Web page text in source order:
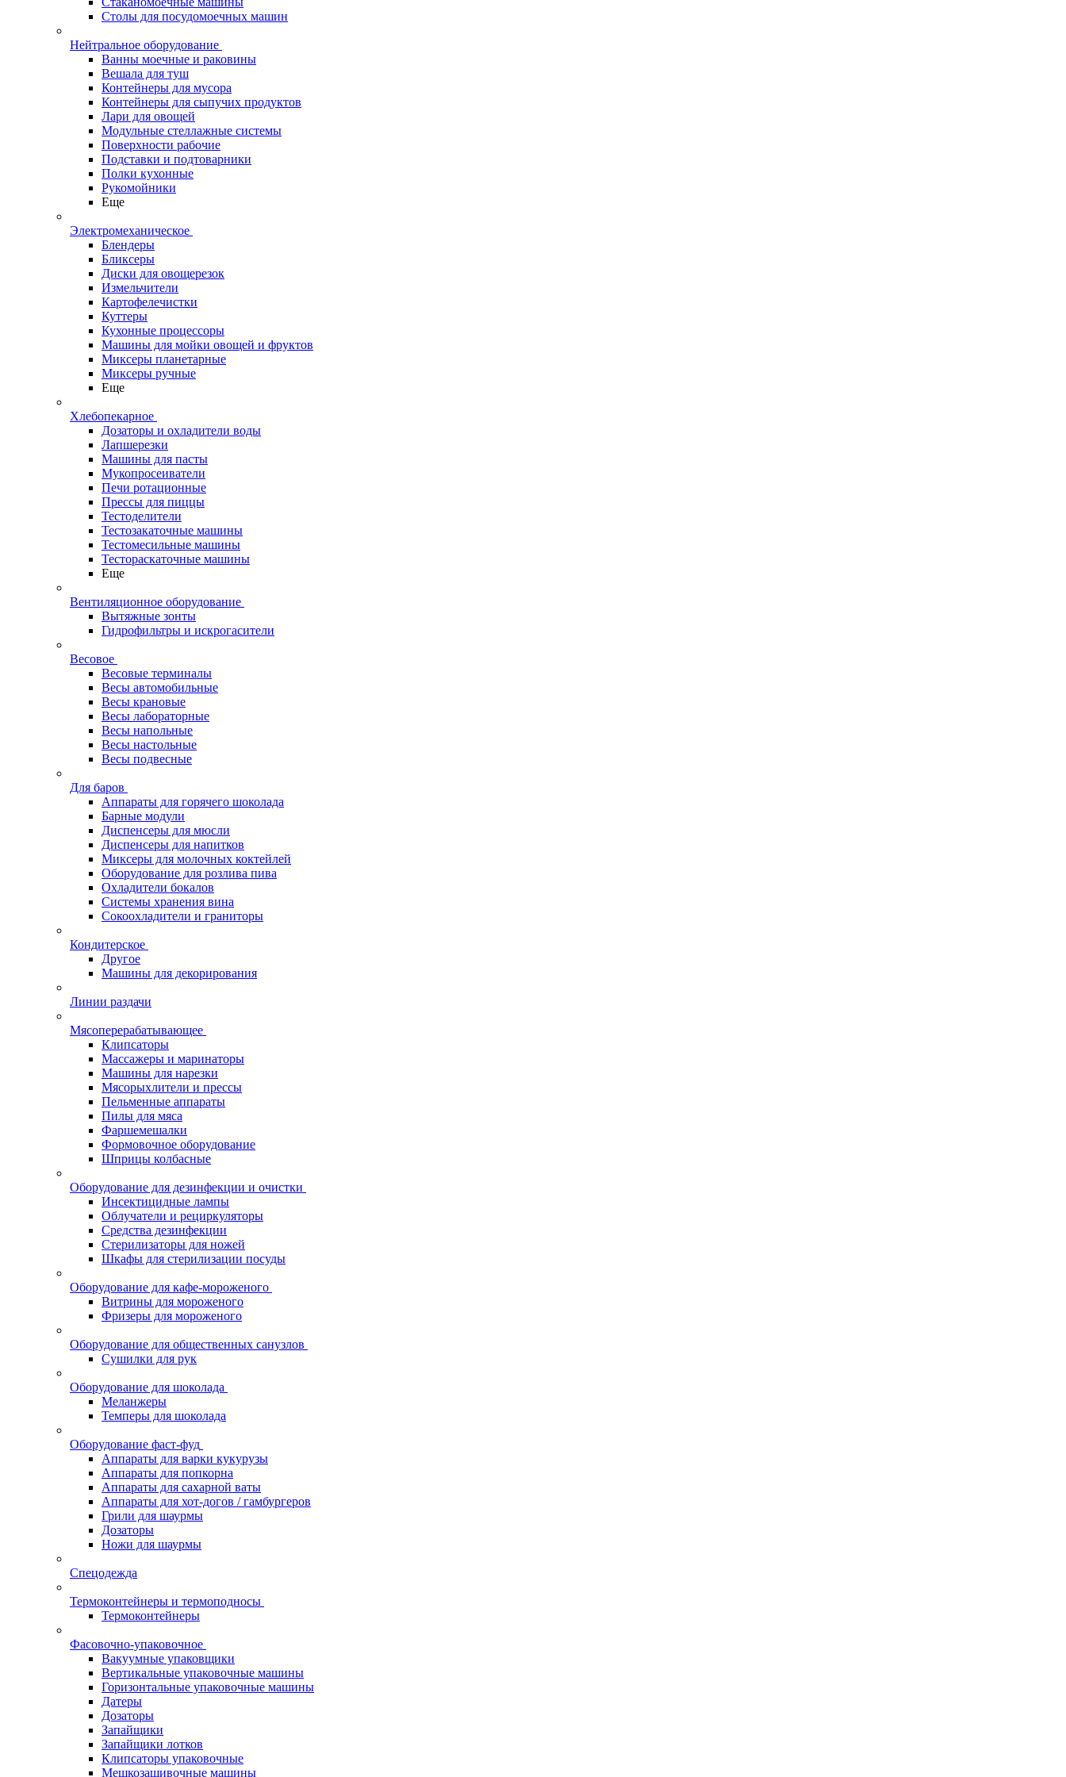
Столы для посудомоечных машин
Нейтральное оборудование
Ванны моечные и раковины
Вешала для туш
Контейнеры для мусора
Контейнеры для сыпучих продуктов
Лари для овощей
Модульные стеллажные системы
Поверхности рабочие
Подставки и подтоварники
Полки кухонные
Рукомойники
Еще
Электромеханическое
Блендеры
Бликсеры
Диски для овощерезок
Измельчители
Картофелечистки
Куттеры
Кухонные процессоры
Машины для мойки овощей и фруктов
Миксеры планетарные
Миксеры ручные
Еще
Хлебопекарное
Дозаторы и охладители воды
Лапшерезки
Машины для пасты
Мукопросеиватели
Печи ротационные
Прессы для пиццы
Тестоделители
Тестозакаточные машины
Тестомесильные машины
Тестораскаточные машины
Еще
Вентиляционное оборудование
Вытяжные зонты
Гидрофильтры и искрогасители
Весовое
Весовые терминалы
Весы автомобильные
Весы крановые
Весы лабораторные
Весы напольные
Весы настольные
Весы подвесные
Для баров
Аппараты для горячего шоколада
Барные модули
Диспенсеры для мюсли
Диспенсеры для напитков
Миксеры для молочных коктейлей
Оборудование для розлива пива
Охладители бокалов
Системы хранения вина
Сокоохладители и граниторы
Кондитерское
Другое
Машины для декорирования
Линии раздачи
Мясоперерабатывающее
Клипсаторы
Массажеры и маринаторы
Машины для нарезки
Мясорыхлители и прессы
Пельменные аппараты
Пилы для мяса
Фаршемешалки
Формовочное оборудование
Шприцы колбасные
Оборудование для дезинфекции и очистки
Инсектицидные лампы
Облучатели и рециркуляторы
Средства дезинфекции
Стерилизаторы для ножей
Шкафы для стерилизации посуды
Оборудование для кафе-мороженого
Витрины для мороженого
Фризеры для мороженого
Оборудование для общественных санузлов
Сушилки для рук
Оборудование для шоколада
Меланжеры
Темперы для шоколада
Оборудование фаст-фуд
Аппараты для варки кукурузы
Аппараты для попкорна
Аппараты для сахарной ваты
Аппараты для хот-догов / гамбургеров
Грили для шаурмы
Дозаторы
Ножи для шаурмы
Спецодежда
Термоконтейнеры и термоподносы
Термоконтейнеры
Фасовочно-упаковочное
Вакуумные упаковщики
Вертикальные упаковочные машины
Горизонтальные упаковочные машины
Датеры
Дозаторы
Запайщики
Запайщики лотков
Клипсаторы упаковочные
Мешкозашивочные машины